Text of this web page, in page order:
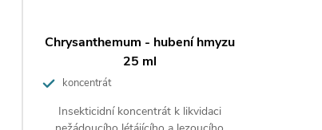
Chrysanthemum - hubení hmyzu
25 ml
koncentrát
Insekticidní koncentrát k likvidaci